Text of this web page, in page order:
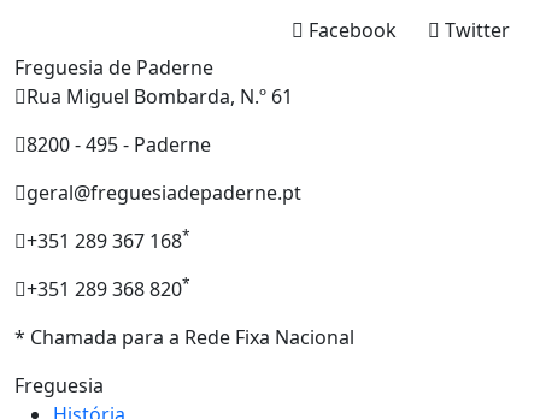
Twitter
Facebook
Freguesia de Paderne
Rua Miguel Bombarda, N.º 61
8200 - 495 - Paderne
geral@freguesiadepaderne.pt
+351 289 367 168*
+351 289 368 820*
* Chamada para a Rede Fixa Nacional
Freguesia